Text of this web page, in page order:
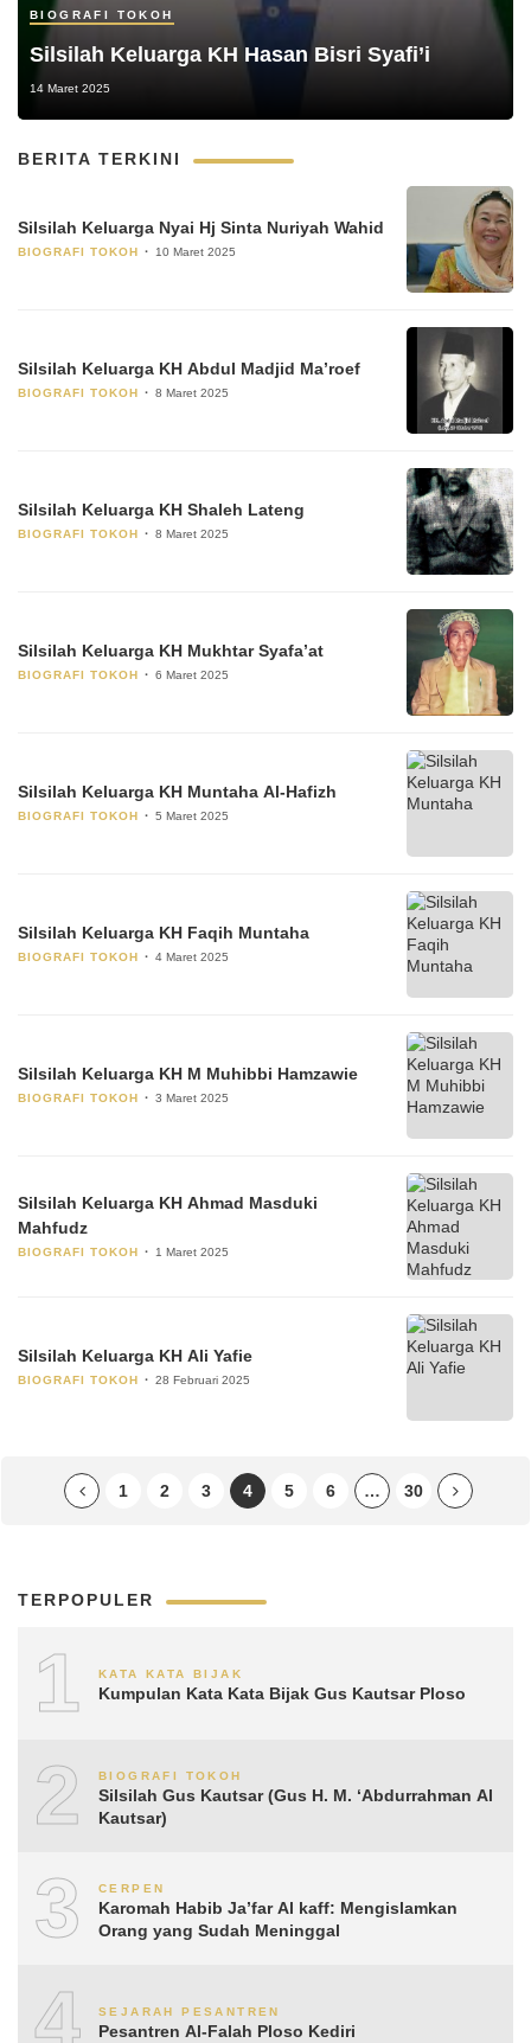
BIOGRAFI TOKOH
Silsilah Keluarga KH Hasan Bisri Syafi’i
14 Maret 2025
BERITA TERKINI
Silsilah Keluarga Nyai Hj Sinta Nuriyah Wahid
BIOGRAFI TOKOH 10 Maret 2025
Silsilah Keluarga KH Abdul Madjid Ma’roef
BIOGRAFI TOKOH 8 Maret 2025
Silsilah Keluarga KH Shaleh Lateng
BIOGRAFI TOKOH 8 Maret 2025
Silsilah Keluarga KH Mukhtar Syafa’at
BIOGRAFI TOKOH 6 Maret 2025
Silsilah Keluarga KH Muntaha Al-Hafizh
BIOGRAFI TOKOH 5 Maret 2025
Silsilah Keluarga KH Faqih Muntaha
BIOGRAFI TOKOH 4 Maret 2025
Silsilah Keluarga KH M Muhibbi Hamzawie
BIOGRAFI TOKOH 3 Maret 2025
Silsilah Keluarga KH Ahmad Masduki
Mahfudz
BIOGRAFI TOKOH 1 Maret 2025
Silsilah Keluarga KH Ali Yafie
BIOGRAFI TOKOH 28 Februari 2025
1 2 3 4 5 6 … 30
TERPOPULER
1 KATA KATA BIJAK
Kumpulan Kata Kata Bijak Gus Kautsar Ploso
2 BIOGRAFI TOKOH
Silsilah Gus Kautsar (Gus H. M. ‘Abdurrahman Al
Kautsar)
3 CERPEN
Karomah Habib Ja’far Al kaff: Mengislamkan
Orang yang Sudah Meninggal
4 SEJARAH PESANTREN
Pesantren Al-Falah Ploso Kediri